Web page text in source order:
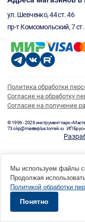
ул. Шевченко, 44 ст. 46
пр-т Комсомольский, 7 ст.
Политика обработки
Согласие на обработку
Согласие на получение
© 1996 - 2026 инструмент парк
73 okp@masterplus.tomsk.ru ИП
Мы используем файлы
Продолжая
Политикой обработки
Понятно